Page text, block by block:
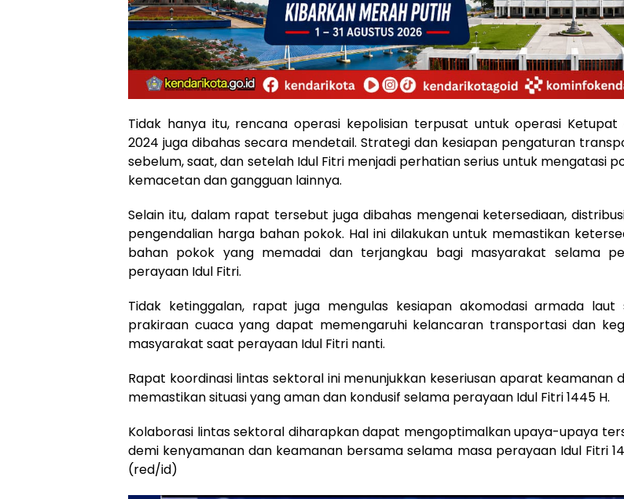
Tidak hanya itu, rencana operasi kepolisian terpusat untuk operasi Ketupat
2024 juga dibahas secara mendetail. Strategi dan kesiapan pengaturan
sebelum, saat, dan setelah Idul Fitri menjadi perhatian serius untuk mengatasi
kemacetan dan gangguan lainnya.
Selain itu, dalam rapat tersebut juga dibahas mengenai ketersediaan,
pengendalian harga bahan pokok. Hal ini dilakukan untuk memastikan
bahan pokok yang memadai dan terjangkau bagi masyarakat selama
perayaan Idul Fitri.
Tidak ketinggalan, rapat juga mengulas kesiapan akomodasi armada laut
prakiraan cuaca yang dapat memengaruhi kelancaran transportasi dan
masyarakat saat perayaan Idul Fitri nanti.
Rapat koordinasi lintas sektoral ini menunjukkan keseriusan aparat keamanan
memastikan situasi yang aman dan kondusif selama perayaan Idul Fitri 1445 H.
Kolaborasi lintas sektoral diharapkan dapat mengoptimalkan upaya-upaya
demi kenyamanan dan keamanan bersama selama masa perayaan Idul Fitri
(red/id)